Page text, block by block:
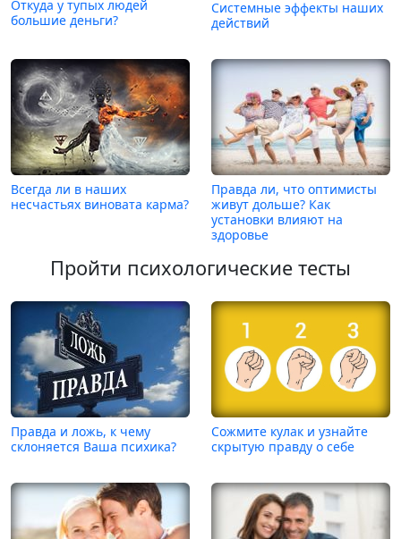
Откуда у тупых людей
большие деньги?
Системные эффекты наших
действий
Всегда ли в наших
несчастьях виновата карма?
Правда ли, что оптимисты
живут дольше? Как
установки влияют на
здоровье
Пройти психологические тесты
Правда и ложь, к чему
склоняется Ваша психика?
Сожмите кулак и узнайте
скрытую правду о себе